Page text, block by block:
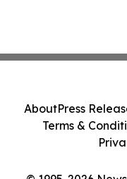
AboutPress
Terms &